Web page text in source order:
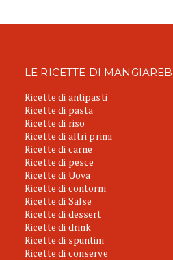
LE RICETTE DI
Ricette di antipasti
Ricette di pasta
Ricette di riso
Ricette di altri primi
Ricette di carne
Ricette di pesce
Ricette di Uova
Ricette di contorni
Ricette di Salse
Ricette di dessert
Ricette di drink
Ricette di spuntini
Ricette di conserve